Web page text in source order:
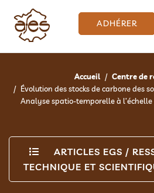
ADHÉRER
Accueil
Centre de
Évolution des stocks de carbone des
Analyse spatio-temporelle à
ARTICLES EGS /
TECHNIQUE ET